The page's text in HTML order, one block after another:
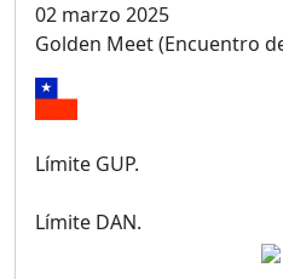
02 marzo 2025
Golden Meet (Encuentro
Límite GUP.
Límite DAN.